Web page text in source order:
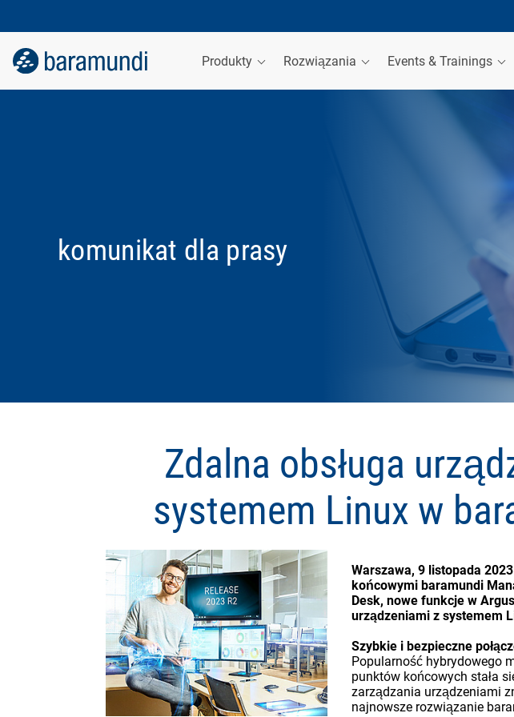
Produkty Rozwiązania Events & Trainings
komunikat dla prasy
Zdalna obsługa
systemem Linux w
Warszawa, 9 listopada
końcowymi baramundi
Desk, nowe funkcje w
urządzeniami z systemem
Szybkie i bezpieczne
Popularność hybrydowego
punktów końcowych stała
zarządzania urządzeniami
najnowsze rozwiązanie